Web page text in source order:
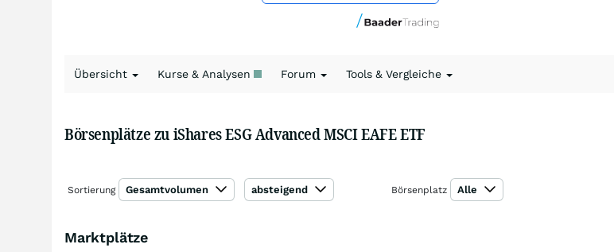
Übersicht Kurse & Analysen Forum Tools & Vergleiche
Börsenplätze zu iShares ESG Advanced MSCI EAFE ETF
Sortierung Gesamtvolumen absteigend Börsenplatz Alle
Marktplätze